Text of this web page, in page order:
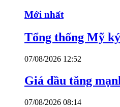
Mới nhất
Tổng thống Mỹ
07/08/2026 12:52
Giá dầu tăng
07/08/2026 08:14